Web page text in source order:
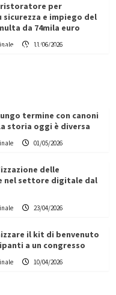
ristoratore per
sicurezza e impiego del
da 74mila euro
11/06/2026
termine con canoni
storia oggi è diversa
01/05/2026
delle
nel settore digitale dal
23/04/2026
il kit di benvenuto
a un congresso
10/04/2026